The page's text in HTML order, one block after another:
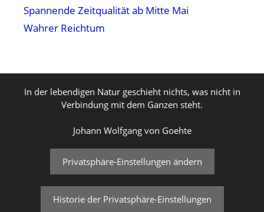
Spannende Zeitqualität ab Mitte Mai
Wahrer Reichtum
In der lebendigen Natur geschieht nichts, was nicht in
Verbindung mit dem Ganzen steht.
Johann Wolfgang von Goehte
Privatsphäre-Einstellungen ändern
Historie der Privatsphäre-Einstellungen